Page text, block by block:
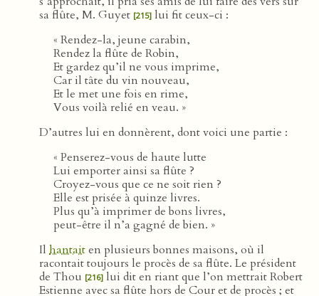
sa flûte, M. Guyet [215] lui fit ceux-ci :
« Rendez-la, jeune carabin,
Rendez la flûte de Robin,
Et gardez qu’il ne vous imprime,
Car il tâte du vin nouveau,
Et le met une fois en rime,
Vous voilà relié en veau. »
D’autres lui en donnèrent, dont voici une partie :
« Penserez-vous de haute lutte
Lui emporter ainsi sa flûte ?
Croyez-vous que ce ne soit rien ?
Elle est prisée à quinze livres.
Plus qu’à imprimer de bons livres,
peut-être il n’a gagné de bien. »
Il hantaiten plusieurs bonnes maisons, où il
racontait toujours le procès de sa flûte. Le président
de Thou [216] lui dit en riant que l’on mettrait Robert
Estienne avec sa flûte hors de Cour et de procès ; et